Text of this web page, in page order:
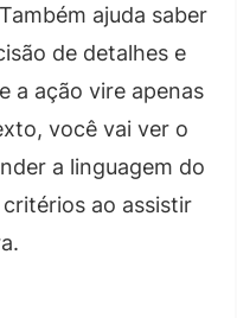
ajuda saber
de detalhes e
a ação vire apenas
você vai ver o
a linguagem do
ao assistir